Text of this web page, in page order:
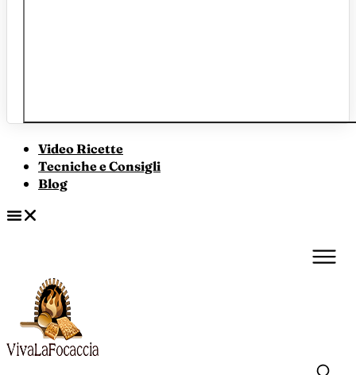
Video Ricette
Tecniche e Consigli
Blog